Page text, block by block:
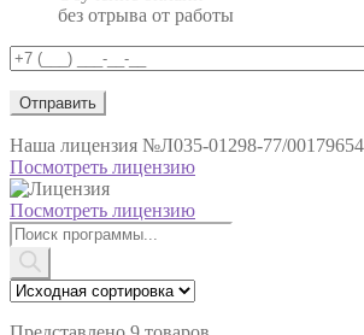
без отрыва от работы
Наша лицензия №Л035-01298-77/00179654
Посмотреть лицензию
Посмотреть лицензию
Поиск
товаров